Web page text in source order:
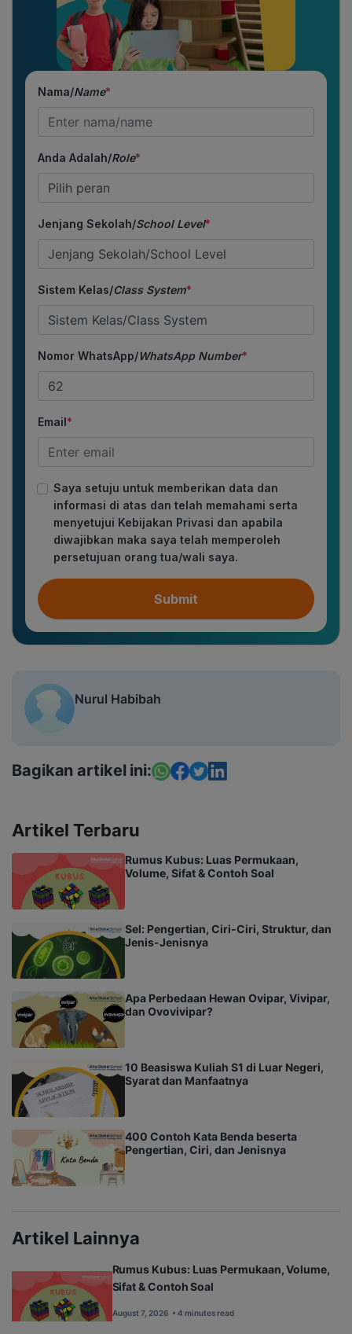
Nama/Name*
Anda Adalah/Role*
Jenjang Sekolah/School Level*
Sistem Kelas/Class System*
Nomor WhatsApp/WhatsApp Number*
Email*
Saya setuju untuk memberikan data dan
informasi di atas dan telah memahami serta
menyetujui Kebijakan Privasi dan apabila
diwajibkan maka saya telah memperoleh
persetujuan orang tua/wali saya.
Submit
Nurul Habibah
Bagikan artikel ini:
Artikel Terbaru
Rumus Kubus: Luas Permukaan,
Volume, Sifat & Contoh Soal
Sel: Pengertian, Ciri-Ciri, Struktur, dan
Jenis-Jenisnya
Apa Perbedaan Hewan Ovipar, Vivipar,
dan Ovovivipar?
10 Beasiswa Kuliah S1 di Luar Negeri,
Syarat dan Manfaatnya
400 Contoh Kata Benda beserta
Pengertian, Ciri, dan Jenisnya
Artikel Lainnya
Rumus Kubus: Luas Permukaan, Volume,
Sifat & Contoh Soal
August 7, 2026 • 4 minutes read